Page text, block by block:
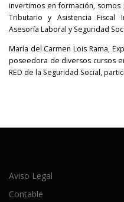
invertimos en formación,
Tributario y Asistencia Fiscal
Asesoría Laboral y Seguridad
María del Carmen Lois Rama,
poseedora de diversos cursos
RED de la Seguridad Social,
Aviso Legal
Contable